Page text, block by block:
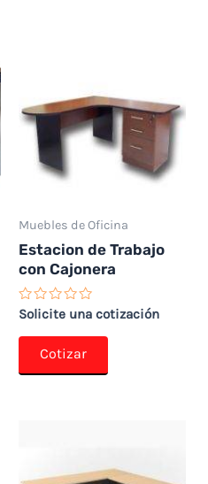
Muebles de Oficina
Estacion de Trabajo
con Cajonera
Valorado
con
0
Solicite una cotización
Cotizar